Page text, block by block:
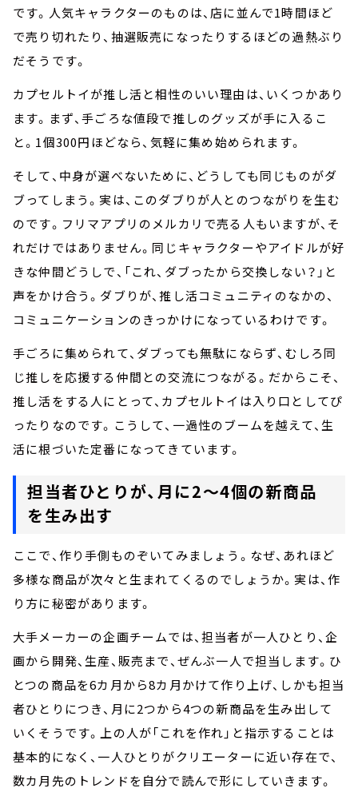
です。人気キャラクターのものは、店に並んで1時間ほど
で売り切れたり、抽選販売になったりするほどの過熱ぶり
だそうです。
カプセルトイが推し活と相性のいい理由は、いくつかあり
ます。まず、手ごろな値段で推しのグッズが手に入るこ
と。1個300円ほどなら、気軽に集め始められます。
そして、中身が選べないために、どうしても同じものがダ
ブってしまう。実は、このダブりが人とのつながりを生む
のです。フリマアプリのメルカリで売る人もいますが、そ
れだけではありません。同じキャラクターやアイドルが好
きな仲間どうしで、「これ、ダブったから交換しない？」と
声をかけ合う。ダブりが、推し活コミュニティのなかの、
コミュニケーションのきっかけになっているわけです。
手ごろに集められて、ダブっても無駄にならず、むしろ同
じ推しを応援する仲間との交流につながる。だからこそ、
推し活をする人にとって、カプセルトイは入り口としてぴ
ったりなのです。こうして、一過性のブームを越えて、生
活に根づいた定番になってきています。
担当者ひとりが、月に2～4個の新商品
を生み出す
ここで、作り手側ものぞいてみましょう。なぜ、あれほど
多様な商品が次々と生まれてくるのでしょうか。実は、作
り方に秘密があります。
大手メーカーの企画チームでは、担当者が一人ひとり、企
画から開発、生産、販売まで、ぜんぶ一人で担当します。ひ
とつの商品を6カ月から8カ月かけて作り上げ、しかも担当
者ひとりにつき、月に2つから4つの新商品を生み出して
いくそうです。上の人が「これを作れ」と指示することは
基本的になく、一人ひとりがクリエーターに近い存在で、
数カ月先のトレンドを自分で読んで形にしていきます。